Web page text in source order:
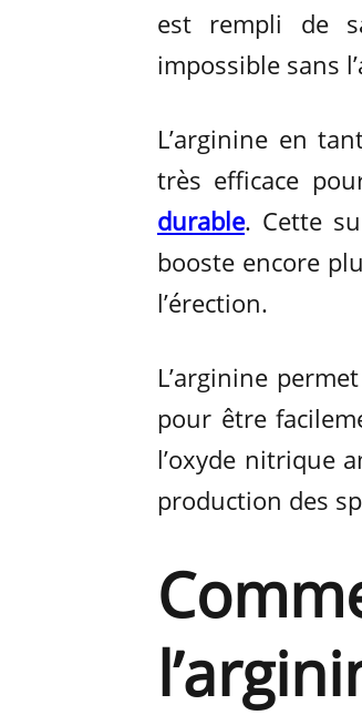
est rempli de
impossible sans
L’arginine en
très efficace
durable. Cette
booste encore
l’érection.
L’arginine
pour être
l’oxyde nitrique
production des